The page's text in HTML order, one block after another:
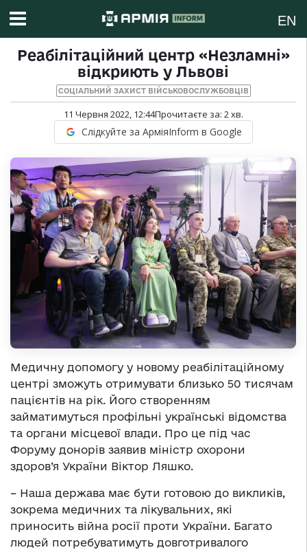
EN
Реабілітаційний центр «Незламні»
відкриють у Львові
СОЦІАЛЬНИЙ ЗАХИСТ ВІЙСЬКОВОСЛУЖБОВЦІВ
11 Червня 2022, 12:44Прочитаєте за: 2хв.
Слідкуйте за АрміяInform в Google
Медичну допомогу у новому реабілітаційному
центрі зможуть отримувати близько 50 тисячам
пацієнтів на рік. Його створенням
займатимуться профільні українські відомства
та органи місцевої влади. Про це під час
Форуму донорів заявив міністр охорони
здоров’я України Віктор Ляшко.
– Наша держава має бути готовою до викликів,
зокрема медичних та лікувальних, які
приносить війна росії проти України. Багато
людей потребуватимуть довготривалого